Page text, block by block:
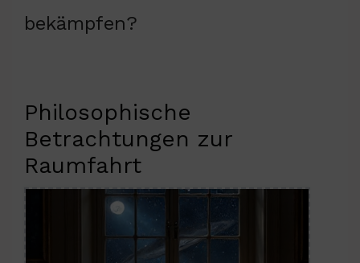
bekämpfen?
Philosophische
Betrachtungen zur
Raumfahrt